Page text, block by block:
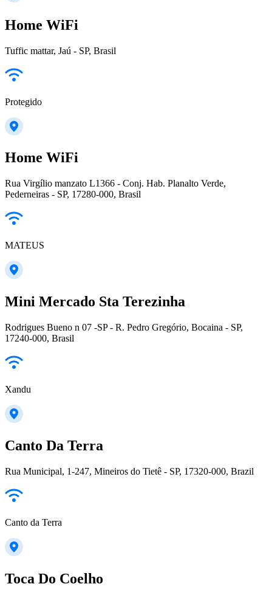
Home WiFi
Tuffic mattar, Jaú - SP, Brasil
Protegido
Home WiFi
Rua Virgílio manzato L1366 - Conj. Hab. Planalto Verde,
Pederneiras - SP, 17280-000, Brasil
MATEUS
Mini Mercado Sta Terezinha
Rodrigues Bueno n 07 -SP - R. Pedro Gregório, Bocaina - SP,
17240-000, Brasil
Xandu
Canto Da Terra
Rua Municipal, 1-247, Mineiros do Tietê - SP, 17320-000, Brazil
Canto da Terra
Toca Do Coelho